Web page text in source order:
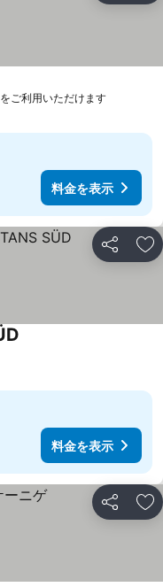
ご利用いただけます料金を
料金を表示
シェア お
料金を表示
シェア お